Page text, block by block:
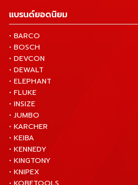
แบรนด์ยอดนิยม
• BARCO
• BOSCH
• DEVCON
• DEWALT
• ELEPHANT
• FLUKE
• INSIZE
• JUMBO
• KARCHER
• KEIBA
• KENNEDY
• KINGTONY
• KNIPEX